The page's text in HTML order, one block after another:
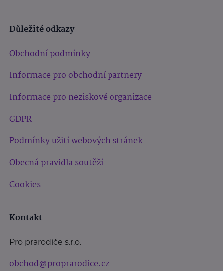
Důležité odkazy
Obchodní podmínky
Informace pro obchodní partnery
Informace pro neziskové organizace
GDPR
Podmínky užití webových stránek
Obecná pravidla soutěží
Cookies
Kontakt
Pro prarodiče s.r.o.
obchod@proprarodice.cz